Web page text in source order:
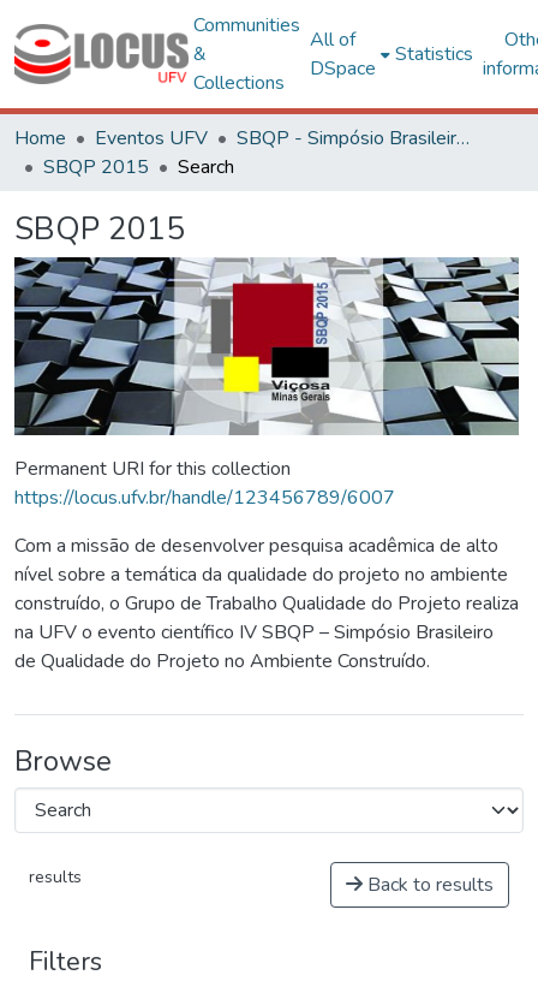
Communities
&
Collections
All of
DSpace
Statistics
Home Eventos UFV
SBQP - Simpósio Brasileiro de Qualidade do Projeto no Ambiente Construído
SBQP 2015
Search
SBQP 2015
Permanent URI for this collection
https://locus.ufv.br/handle/123456789/6007
Com a missão de desenvolver pesquisa acadêmica de alto
nível sobre a temática da qualidade do projeto no ambiente
construído, o Grupo de Trabalho Qualidade do Projeto realiza
na UFV o evento científico IV SBQP – Simpósio Brasileiro
de Qualidade do Projeto no Ambiente Construído.
Browse
results Back to results
Filters